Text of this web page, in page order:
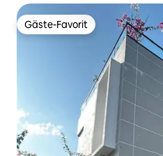
Gäste-Favorit
Gäste-Favorit